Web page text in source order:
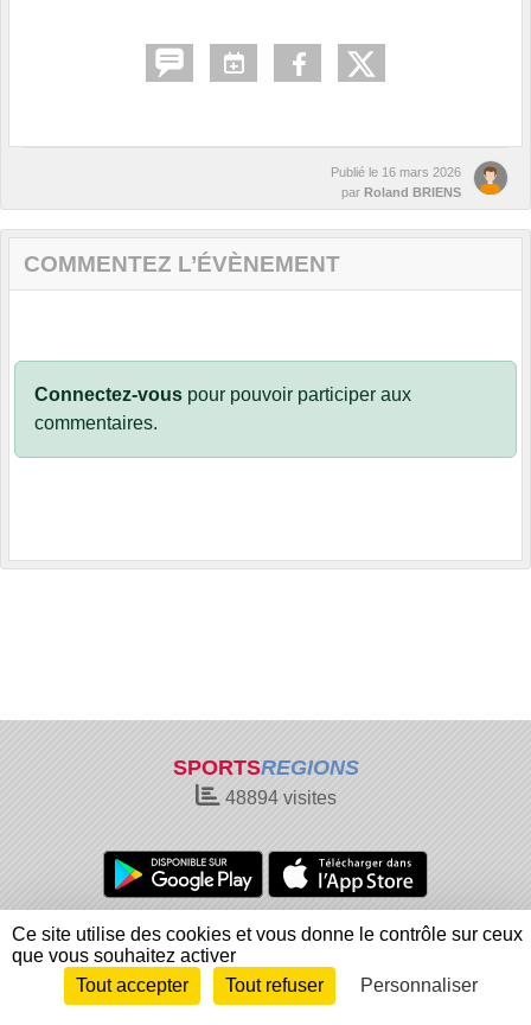
Publié le 16 mars 2026
par Roland BRIENS
COMMENTEZ L’ÉVÈNEMENT
Connectez-vous pour pouvoir participer aux
commentaires.
SPORTSREGIONS
48894visites
Charte cookies
Gestion des cookies
Informations légales
Signaler un contenu inapproprié
Envie de participer ?
Connexion
Ce site utilise des cookies et vous donne le contrôle sur ceux
que vous souhaitez activer
Tout accepter
Tout refuser Personnaliser